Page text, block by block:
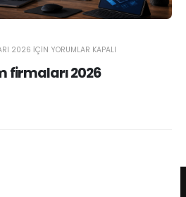
2026 IÇIN YORUMLAR KAPALI
firmaları 2026